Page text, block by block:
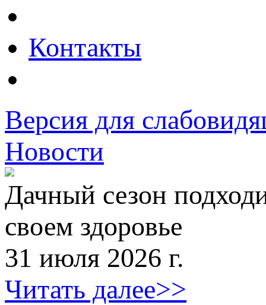
Контакты
Версия для
Новости
Дачный сезон
своем здоровье
31 июля 2026 г.
Читать далее>>